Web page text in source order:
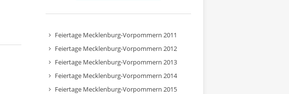
Feiertage Mecklenburg-Vorpommern 2011
Feiertage Mecklenburg-Vorpommern 2012
Feiertage Mecklenburg-Vorpommern 2013
Feiertage Mecklenburg-Vorpommern 2014
Feiertage Mecklenburg-Vorpommern 2015